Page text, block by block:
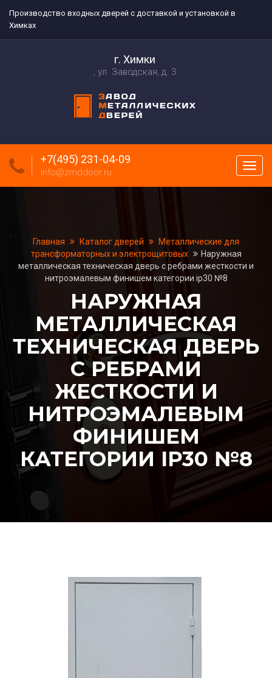
Производство входных дверей с доставкой и установкой в
Химках
г. Химки
ул. Заводская, д. 3
меню
+7(495) 231-04-09
info@zmddoor.ru
Главная Каталог дверей
Металлические для
трансформаторных и электрощитовых
Наружная
металлическая техническая дверь с ребрами жесткости и
нитроэмалевым финишем категории ip30 №8
НАРУЖНАЯ
МЕТАЛЛИЧЕСКАЯ
ТЕХНИЧЕСКАЯ ДВЕРЬ
С РЕБРАМИ
ЖЕСТКОСТИ И
НИТРОЭМАЛЕВЫМ
ФИНИШЕМ
КАТЕГОРИИ IP30 №8